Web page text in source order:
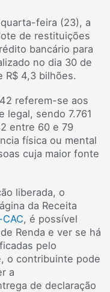
feira (23), a
de restituições
bancário para
no dia 30 de
R$ 4,3 bilhões.
referem-se aos
legal, sendo 7.761
entre 60 e 79
física ou mental
cuja maior fonte
liberada, o
da Receita
, é possível
Renda e ver se há
pelo
o contribuinte pode
a
de declaração